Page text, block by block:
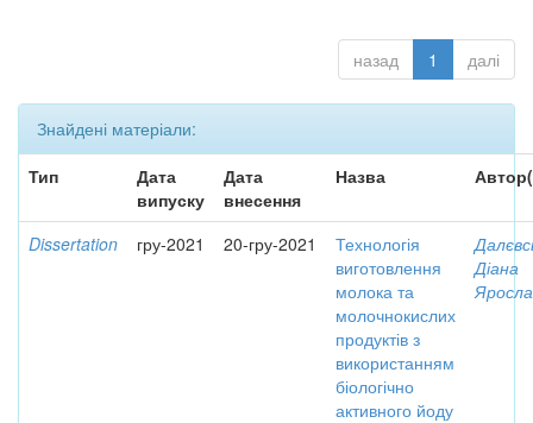
назад 1 далі
Знайдені матеріали:
Тип
Дата
випуску
Дата
внесення
Назва
Dissertation гру-2021 20-гру-2021
Технологія
виготовлення
молока та
молочнокислих
продуктів з
використанням
біологічно
активного йоду
Діана